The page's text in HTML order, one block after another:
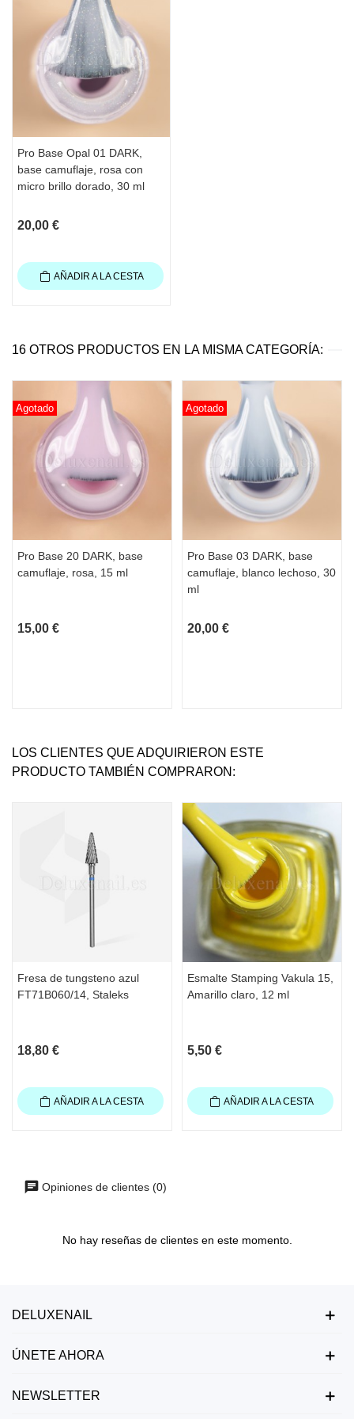
2 minutos con lámpara UV o 30
segundos con LED.
·Aplique TOP COAT. Seque 3 minutos
con lámpara UV o 60 segundos con
lámpara LED
·Después de aplicar el Top, espere
aproximadamente 1 minuto antes de usar
una crema o aceite para cutículas.
·Hidrate las manos.
Contenido : 30 ml
Pro Base Opal 01 DARK,
base camuflaje, rosa con
micro brillo dorado, 30 ml
20,00 €
AÑADIR A LA CESTA
16 OTROS PRODUCTOS EN LA MISMA CATEGORÍA:
Agotado
Pro Base 20 DARK, base
camuflaje, rosa, 15 ml
15,00 €
Agotado
Pro Base 03 DARK, base
camuflaje, blanco lechoso, 30
ml
20,00 €
LOS CLIENTES QUE ADQUIRIERON ESTE
PRODUCTO TAMBIÉN COMPRARON:
Fresa de tungsteno azul
FT71B060/14, Staleks
18,80 €
AÑADIR A LA CESTA
Esmalte Stamping Vakula 15,
Amarillo claro, 12 ml
5,50 €
AÑADIR A LA CESTA
Opiniones de clientes (0)
No hay reseñas de clientes en este momento.
DELUXENAIL
ÚNETE AHORA
NEWSLETTER